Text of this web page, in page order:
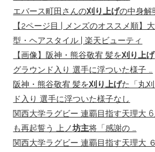
エバース町田さんの刈り上げの中身解
【2ページ目 | メンズのオススメ順
型・ヘアスタイル | 楽天ビューティ
【画像】阪神・熊谷敬宥 髪を刈り上げ
グラウンド入り 選手に浮ついた様子 …
阪神・熊谷敬宥 髪を刈り上げた「丸
ド入り 選手に浮ついた様子なし
関西大学ラグビー 連覇目指す天理大
も再起誓う 上ノ坊主将「感謝の …
関西大学ラグビー 連覇目指す天理大